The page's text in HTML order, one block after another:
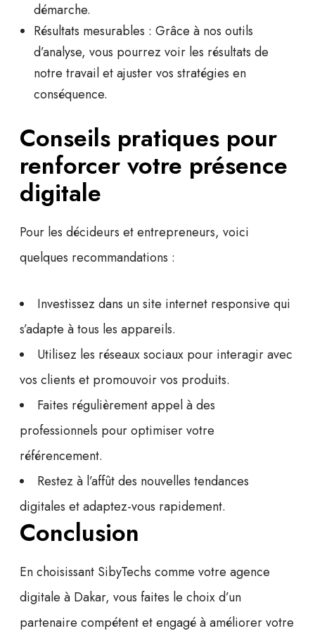
démarche.
Résultats mesurables : Grâce à nos outils
d’analyse, vous pourrez voir les résultats de
notre travail et ajuster vos stratégies en
conséquence.
Conseils pratiques pour
renforcer votre présence
digitale
Pour les décideurs et entrepreneurs, voici
quelques recommandations :
Investissez dans un site internet responsive qui
s’adapte à tous les appareils.
Utilisez les réseaux sociaux pour interagir avec
vos clients et promouvoir vos produits.
Faites régulièrement appel à des
professionnels pour optimiser votre
référencement.
Restez à l’affût des nouvelles tendances
digitales et adaptez-vous rapidement.
Conclusion
En choisissant SibyTechs comme votre agence
digitale à Dakar, vous faites le choix d’un
partenaire compétent et engagé à améliorer votre